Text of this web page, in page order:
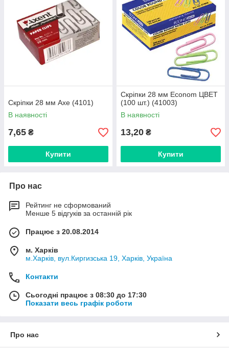
Скріпки 28 мм Axe (4101)
В наявності
7,65 ₴
Купити
Скріпки 28 мм Econom ЦВЕТ
(100 шт.) (41003)
В наявності
13,20 ₴
Купити
Про нас
Рейтинг не сформований
Менше 5 відгуків за останній рік
Працює з 20.08.2014
м. Харків
м.Харків, вул.Киргизська 19, Харків, Україна
Контакти
Сьогодні працює з 08:30 до 17:30
Показати весь графік роботи
Про нас